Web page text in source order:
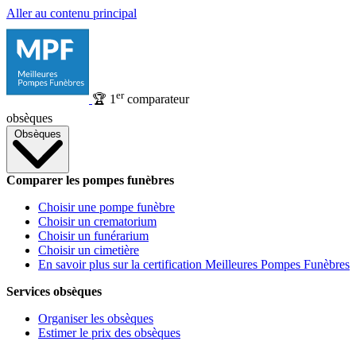
Aller au contenu principal
🏆 1 ercomparateur
obsèques
Obsèques
Comparer les pompes funèbres
Choisir une pompe funèbre
Choisir un crematorium
Choisir un funérarium
Choisir un cimetière
En savoir plus sur la certification Meilleures Pompes Funèbres
Services obsèques
Organiser les obsèques
Estimer le prix des obsèques